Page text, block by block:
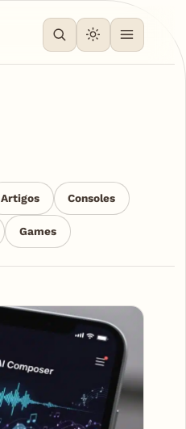
Artigos Consoles
Games